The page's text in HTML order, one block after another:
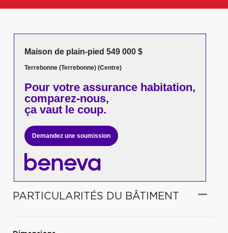
Maison de plain-pied 549 000 $
Terrebonne (Terrebonne) (Centre)
Pour votreassurance habitation,
comparez-nous,
ça vaut le coup.
Demandez une soumission
PARTICULARITÉS DU BÂTIMENT